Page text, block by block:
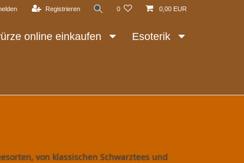
Registrieren 0 0,00 EUR
online einkaufen Esoterik
von klassischen Schwarztees und